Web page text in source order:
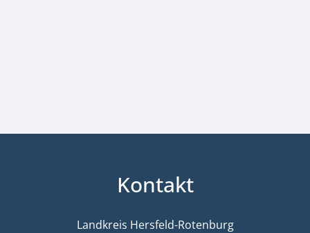
Kontakt
Landkreis Hersfeld-Rotenburg